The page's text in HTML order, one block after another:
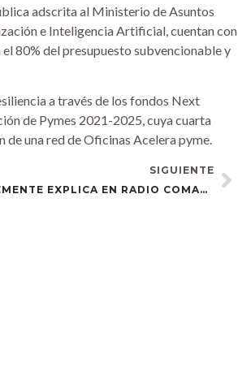
adscrita al Ministerio de Asuntos
e Inteligencia Artificial, cuentan con
80% del presupuesto subvencionable y
a través de los fondos Next
de Pymes 2021-2025, cuya cuarta
de una red de Oficinas Acelera pyme.
SIGUIENTE
JOSÉ IGNACIO CLEMENTE EXPLICA EN RADIO COMARCA CADENA SER LAS VENTAJAS DEL LEAN MANUFACTURING